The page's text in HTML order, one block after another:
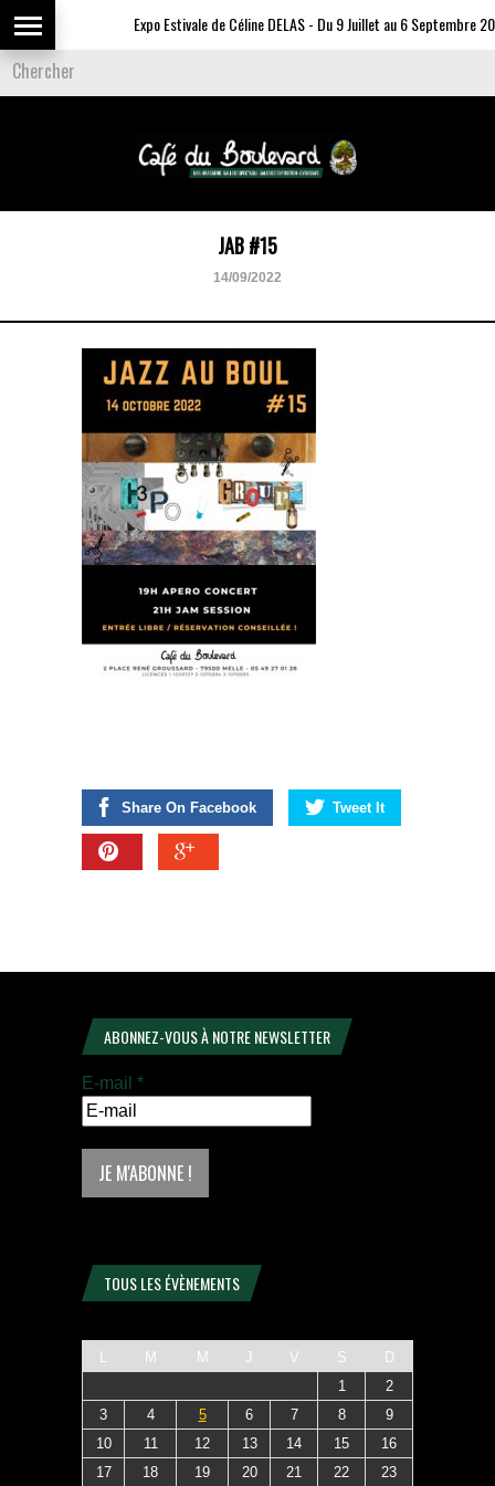
Expo Estivale de Céline DELAS - Du 9 Juillet au 6 Septembre
JAB #15
14/09/2022
Share On Facebook Tweet It
ABONNEZ-VOUS À NOTRE NEWSLETTER
E-mail *
TOUS LES ÉVÈNEMENTS
L M M J V S
D
1
2
3
4 5 6 7 8
9
10
11 12 13 14 15
16
17
18 19 20 21 22 23